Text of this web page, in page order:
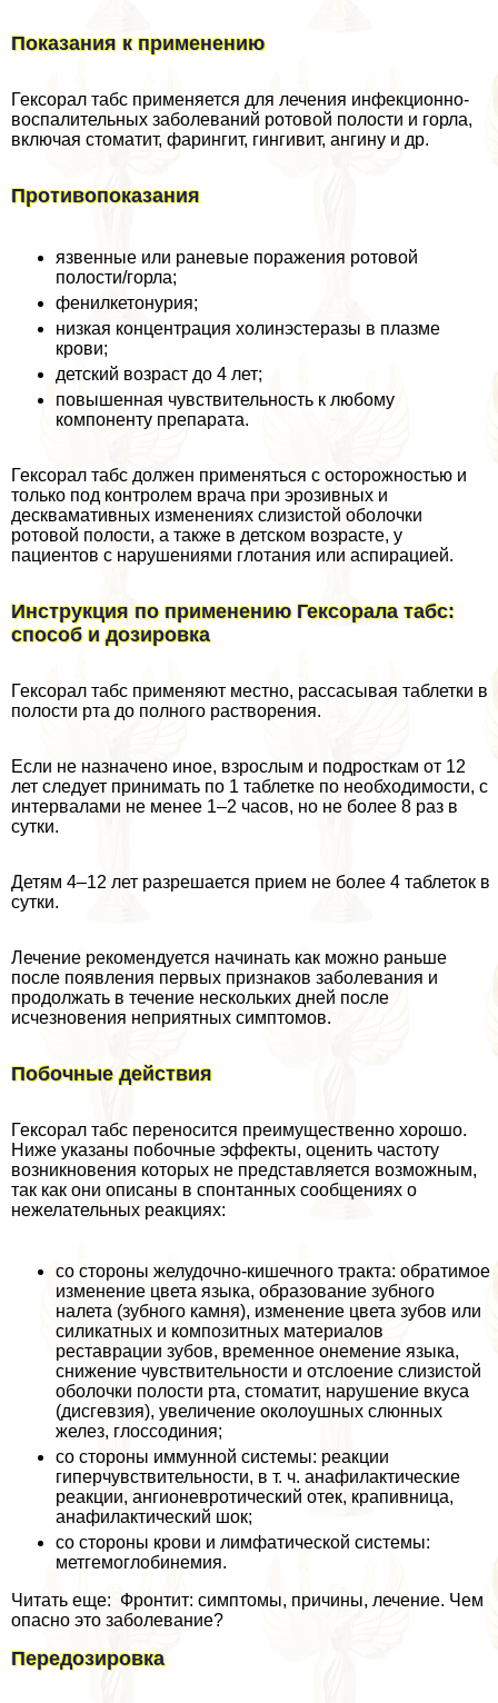
Показания к применению
Гексорал табс применяется для лечения инфекционно-
воспалительных заболеваний ротовой полости и горла,
включая стоматит, фарингит, гингивит, ангину и др.
Противопоказания
язвенные или раневые поражения ротовой
полости/горла;
фенилкетонурия;
низкая концентрация холинэстеразы в плазме
крови;
детский возраст до 4 лет;
повышенная чувствительность к любому
компоненту препарата.
Гексорал табс должен применяться с осторожностью и
только под контролем врача при эрозивных и
десквамативных изменениях слизистой оболочки
ротовой полости, а также в детском возрасте, у
пациентов с нарушениями глотания или аспирацией.
Инструкция по применению Гексорала табс:
способ и дозировка
Гексорал табс применяют местно, рассасывая таблетки в
полости рта до полного растворения.
Если не назначено иное, взрослым и подросткам от 12
лет следует принимать по 1 таблетке по необходимости, с
интервалами не менее 1–2 часов, но не более 8 раз в
сутки.
Детям 4–12 лет разрешается прием не более 4 таблеток в
сутки.
Лечение рекомендуется начинать как можно раньше
после появления первых признаков заболевания и
продолжать в течение нескольких дней после
исчезновения неприятных симптомов.
Побочные действия
Гексорал табс переносится преимущественно хорошо.
Ниже указаны побочные эффекты, оценить частоту
возникновения которых не представляется возможным,
так как они описаны в спонтанных сообщениях о
нежелательных реакциях:
со стороны желудочно-кишечного тpaкта: обратимое
изменение цвета языка, образование зубного
налета (зубного камня), изменение цвета зубов или
силикатных и композитных материалов
реставрации зубов, временное онемение языка,
снижение чувствительности и отслоение слизистой
оболочки полости рта, стоматит, нарушение вкуса
(дисгевзия), увеличение околоушных слюнных
желез, глоссодиния;
со стороны иммунной системы: реакции
гиперчувствительности, в т. ч. анафилактические
реакции, ангионевротический отек, крапивница,
анафилактический шок;
со стороны крови и лимфатической системы:
метгемоглобинемия.
Читать еще: Фронтит: симптомы, причины, лечение. Чем
опасно это заболевание?
Передозировка